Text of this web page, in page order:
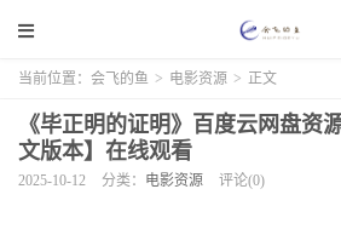
当前位置： 会飞的鱼 > 电影资源 > 正文
《毕正明的证明》百度云网盘资
文版本】在线观看
2025-10-12 分类： 电影资源 评论(0)